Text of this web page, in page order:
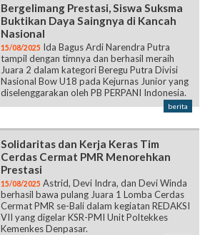
Bergelimang Prestasi, Siswa Suksma
Buktikan Daya Saingnya di Kancah
Nasional
15/08/2025 Ida Bagus Ardi Narendra Putra
tampil dengan timnya dan berhasil meraih
Juara 2 dalam kategori Beregu Putra Divisi
Nasional Bow U18 pada Kejurnas Junior yang
diselenggarakan oleh PB PERPANI Indonesia.
berita
Solidaritas dan Kerja Keras Tim
Cerdas Cermat PMR Menorehkan
Prestasi
15/08/2025 Astrid, Devi Indra, dan Devi Winda
berhasil bawa pulang Juara 1 Lomba Cerdas
Cermat PMR se-Bali dalam kegiatan REDAKSI
VII yang digelar KSR-PMI Unit Poltekkes
Kemenkes Denpasar.